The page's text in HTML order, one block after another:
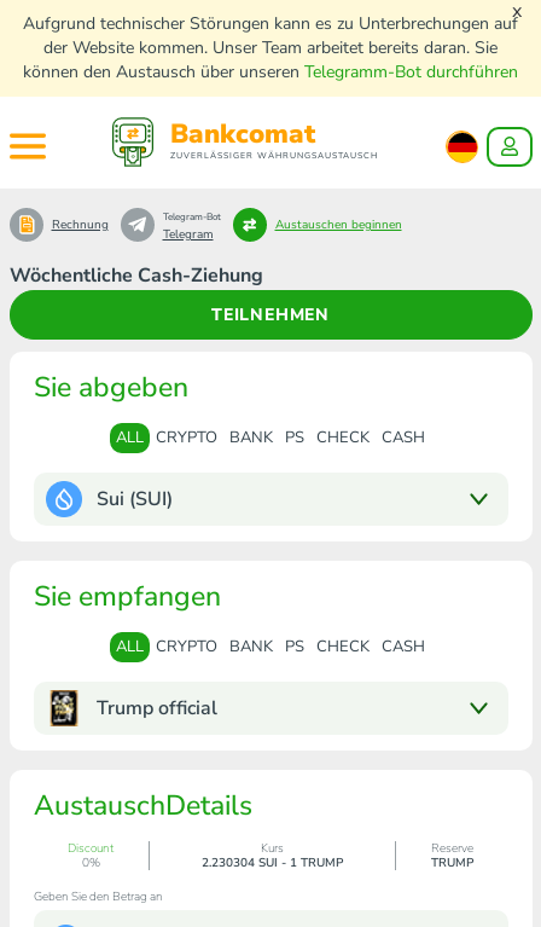
Aufgrund technischer Störungen kann es zu Unterbrechungen auf
der Website kommen. Unser Team arbeitet bereits daran. Sie
können den Austausch über unseren Telegramm-Bot durchführen
x
Bankcomat
ZUVERLÄSSIGER WÄHRUNGSAUSTAUSCH
Wöchentliche Cash-Ziehung
TEILNEHMEN
Rechnung Telegram-Bot
Telegram
Austauschen beginnen
Sie abgeben
ALL CRYPTO BANK PS CHECK CASH
Sui (SUI)
Sie empfangen
ALL CRYPTO BANK PS CHECK CASH
Trump official
AustauschDetails
Discount
0%
Kurs
2.230304 SUI - 1 TRUMP
Reserve
TRUMP
Geben Sie den Betrag an